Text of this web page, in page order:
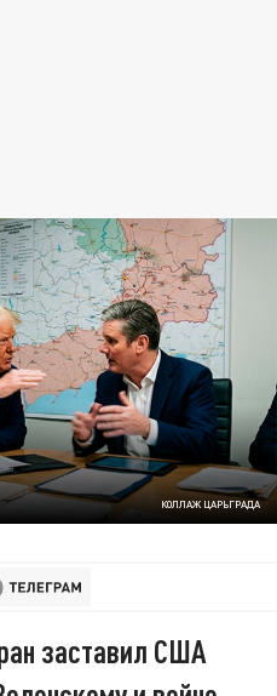
КОЛЛАЖ ЦАРЬГРАДА
заставил США